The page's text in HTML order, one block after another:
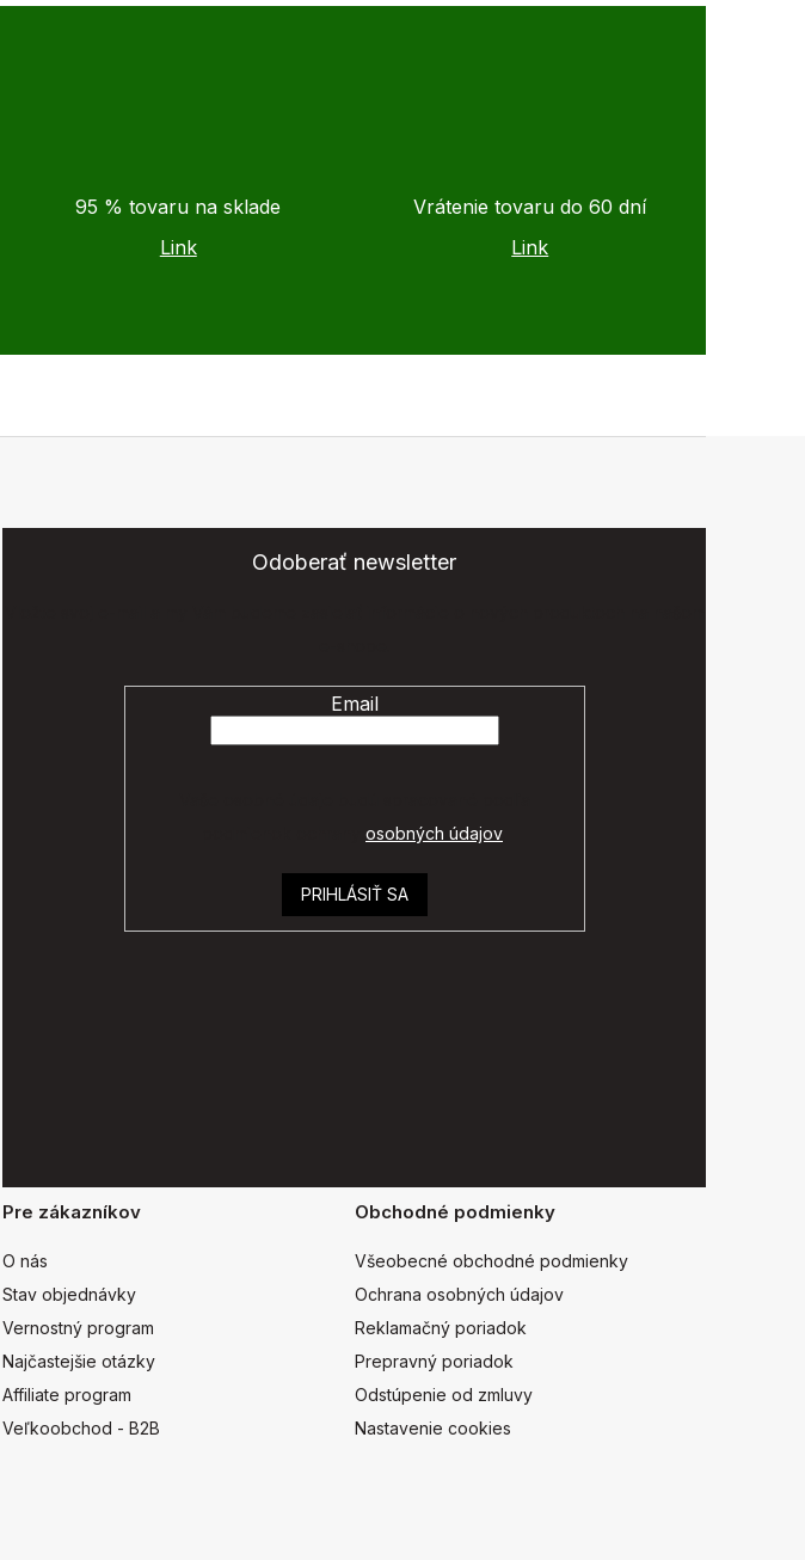
95 % tovaru na sklade
Link
Vrátenie tovaru do 60 dní
Link
Odoberať newsletter
Email
osobných údajov
PRIHLÁSIŤ SA
Pre zákazníkov
O nás
Stav objednávky
Vernostný program
Najčastejšie otázky
Affiliate program
Veľkoobchod - B2B
Obchodné podmienky
Všeobecné obchodné podmienky
Ochrana osobných údajov
Reklamačný poriadok
Prepravný poriadok
Odstúpenie od zmluvy
Nastavenie cookies